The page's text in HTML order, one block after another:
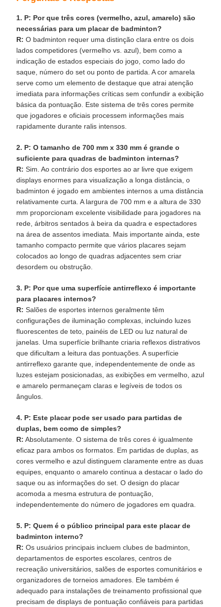
1. P: Por que três cores (vermelho, azul, amarelo) são
necessárias para um placar de badminton?
R: O badminton requer uma distinção clara entre os dois
lados competidores (vermelho vs. azul), bem como a
indicação de estados especiais do jogo, como lado do
saque, número do set ou ponto de partida. A cor amarela
serve como um elemento de destaque que atrai atenção
imediata para informações críticas sem confundir a exibição
básica da pontuação. Este sistema de três cores permite
que jogadores e oficiais processem informações mais
rapidamente durante ralis intensos.
2. P: O tamanho de 700 mm x 330 mm é grande o
suficiente para quadras de badminton internas?
R: Sim. Ao contrário dos esportes ao ar livre que exigem
displays enormes para visualização a longa distância, o
badminton é jogado em ambientes internos a uma distância
relativamente curta. A largura de 700 mm e a altura de 330
mm proporcionam excelente visibilidade para jogadores na
rede, árbitros sentados à beira da quadra e espectadores
na área de assentos imediata. Mais importante ainda, este
tamanho compacto permite que vários placares sejam
colocados ao longo de quadras adjacentes sem criar
desordem ou obstrução.
3. P: Por que uma superfície antirreflexo é importante
para placares internos?
R: Salões de esportes internos geralmente têm
configurações de iluminação complexas, incluindo luzes
fluorescentes de teto, painéis de LED ou luz natural de
janelas. Uma superfície brilhante criaria reflexos distrativos
que dificultam a leitura das pontuações. A superfície
antirreflexo garante que, independentemente de onde as
luzes estejam posicionadas, as exibições em vermelho, azul
e amarelo permaneçam claras e legíveis de todos os
ângulos.
4. P: Este placar pode ser usado para partidas de
duplas, bem como de simples?
R: Absolutamente. O sistema de três cores é igualmente
eficaz para ambos os formatos. Em partidas de duplas, as
cores vermelho e azul distinguem claramente entre as duas
equipes, enquanto o amarelo continua a destacar o lado do
saque ou as informações do set. O design do placar
acomoda a mesma estrutura de pontuação,
independentemente do número de jogadores em quadra.
5. P: Quem é o público principal para este placar de
badminton interno?
R: Os usuários principais incluem clubes de badminton,
departamentos de esportes escolares, centros de
recreação universitários, salões de esportes comunitários e
organizadores de torneios amadores. Ele também é
adequado para instalações de treinamento profissional que
precisam de displays de pontuação confiáveis para partidas